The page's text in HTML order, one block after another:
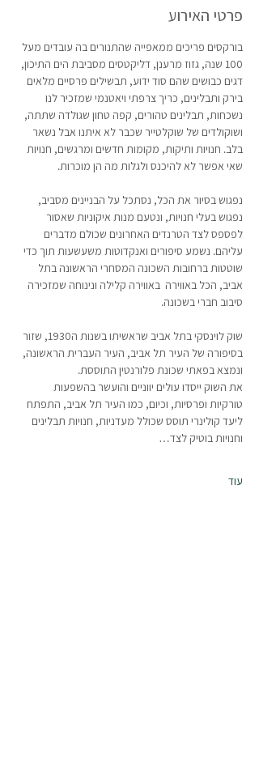
פרטי האירוע
בורקסים פריכים ממאפייה שהתנורים בה עובדים מעל
100 שנה, גזוז מרענן, דליקטסים מסביבת הים התיכון,
דגים כבושים שהם סוד ידוע, תבשילים פרסיים מלאים
בירק ותבלינים, כריך צרפתי ויאטנמי שמזכיר לנו
נשכחות, תבלינים טהורים, קפה טחון שגולדה שתתה,
ושוקולדים של שוקלטייר שכבר לא איתנו אבל נשאר
בלב. חנויות ותיקות, מקומות חדשים ומרגשים, חנויות
שאי אפשר לא להיכנס ולגלות מה הן מוכרות.
נפגוש בסיור את הכל, נסתכל על הבניינים מסביב,
נפגוש בעלי חנויות, ונטעם מנות איקוניות שאסור
לפספס לצד הטרנדים האחרונים שכולם מדברים
עליהם. נשמע סיפורים ואנקדוטות משעשעות תוך כדי
שוטטות ברחובות השכונה המסחרי הראשונה בתל
אביב, הכל באווירה  באווירה קלילה ונינוחה שמזכירה
סיבוב חברי בשכונה.
שוק לוינסקי בתל אביב שראשיתו בשנות ה1930, שזור
בסיפורה של העיר תל אביב, העיר העברית הראשונה,
ונמצא בפאתי שכונת פלורנטין התוססת.
את השוק ייסדו עולים יווניים והועשר בהשפעות
טורקיות ופרסיות, וכיום, כמו העיר תל אביב, התפתח
ליעד קולינרי תוסס שכולל מעדניות, חנויות תבלינים
וחנויות בוטיק לצד…
עוד